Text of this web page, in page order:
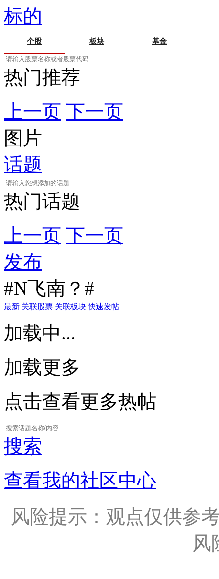
标的
个股 板块 基金
热门推荐
上一页 下一页
图片
话题
热门话题
上一页 下一页
发布
#N飞南？#
最新 关联股票 关联板块 快速发帖
加载中...
加载更多
点击查看更多热帖
搜索
查看我的社区中心
风险提示：观点仅供参
风